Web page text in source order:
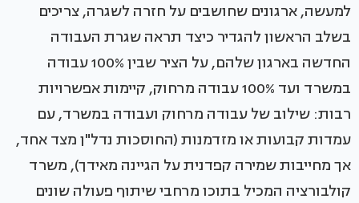
למעשה, ארגונים שחושבים על חזרה לשגרה, צריכים
בשלב הראשון להגדיר כיצד תראה שגרת העבודה
החדשה בארגון שלהם, על הציר שבין 100% עבודה
במשרד ועד 100% עבודה מרחוק, קיימות אפשרויות
רבות: שילוב של עבודה מרחוק ועבודה במשרד, עם
עמדות קבועות או מזדמנות (החוסכות נדל"ן מצד אחד,
אך מחייבות שמירה קפדנית על הגיינה מאידך), משרד
קולבורציה המכיל בתוכו מרחבי שיתוף פעולה שונים